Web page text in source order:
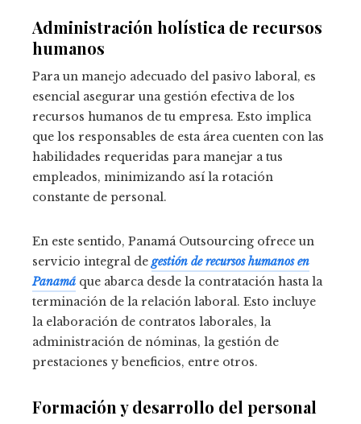
Administración holística de recursos
humanos
Para un manejo adecuado del pasivo laboral, es
esencial asegurar una gestión efectiva de los
recursos humanos de tu empresa. Esto implica
que los responsables de esta área cuenten con las
habilidades requeridas para manejar a tus
empleados, minimizando así la rotación
constante de personal.
En este sentido, Panamá Outsourcing ofrece un
servicio integral de gestión de recursos humanos en
Panamá que abarca desde la contratación hasta la
terminación de la relación laboral. Esto incluye
la elaboración de contratos laborales, la
administración de nóminas, la gestión de
prestaciones y beneficios, entre otros.
Formación y desarrollo del personal